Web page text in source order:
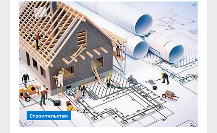
Строительство